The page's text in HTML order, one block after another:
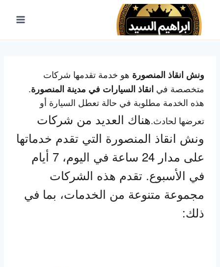
التجاوز
المحتوى
ونش انقاذ المنصورة هو خدمة تقدمها شركات
متخصصة في انقاذ السيارات في مدينة المنصورة.
هذه الخدمة مطلوبة في حالة تعطل السيارة أو
تعرضها لحادث.هناك العديد من شركات
ونش انقاذ المنصورة التي تقدم خدماتها
على مدار 24 ساعة في اليوم، 7 أيام
في الأسبوع. تقدم هذه الشركات
مجموعة متنوعة من الخدمات، بما في
ذلك: